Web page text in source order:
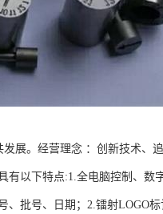
展。经营理念 ：创新技术、追
以下特点:1.全电脑控制、数
批号、日期；2.镭射LOGO